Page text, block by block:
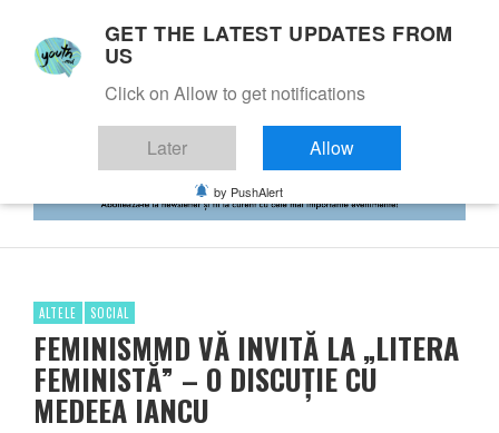
ALTELE SOCIAL
FEMINISMMD VĂ INVITĂ LA „LITERA
FEMINISTĂ” – O DISCUȚIE CU
MEDEEA IANCU
GET THE LATEST UPDATES FROM
US
Click on Allow to get notifications
Later Allow
by PushAlert